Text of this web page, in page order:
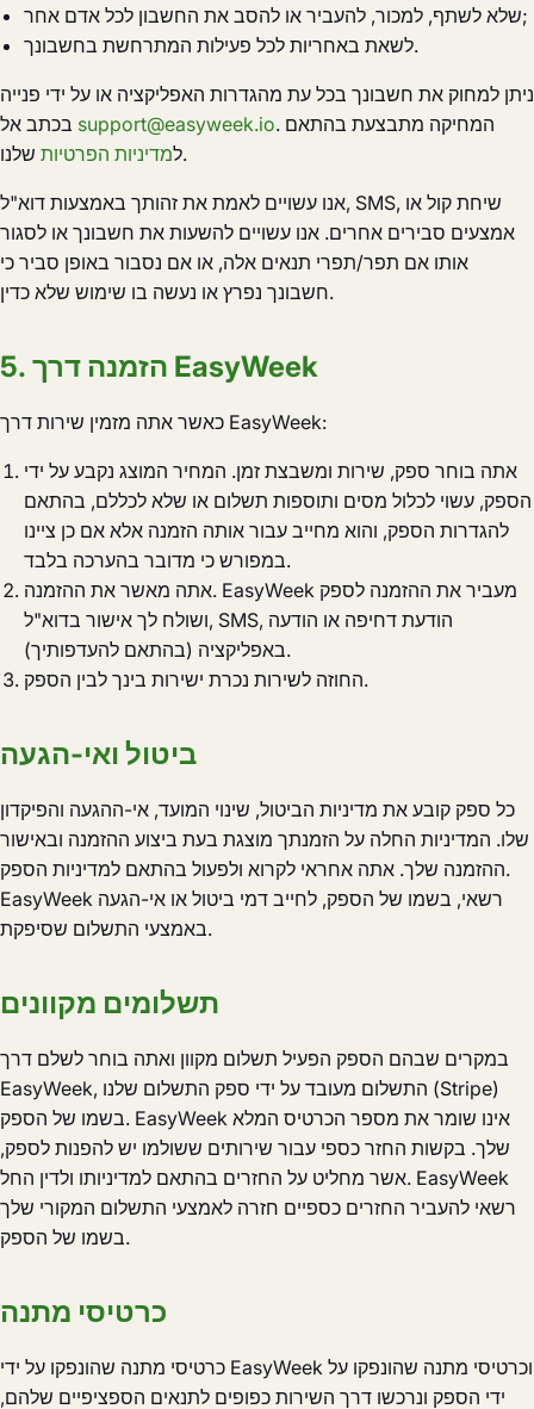
שלא לשתף, למכור, להעביר או להסב את החשבון לכל אדם אחר;
לשאת באחריות לכל פעילות המתרחשת בחשבונך.
ניתן למחוק את חשבונך בכל עת מהגדרות האפליקציה או על ידי פנייה
support@easyweek.io. המחיקה מתבצעת בהתאם
למדיניות הפרטיות שלנו.
אנו עשויים לאמת את זהותך באמצעות דוא"ל, SMS, שיחת קול או
אמצעים סבירים אחרים. אנו עשויים להשעות את חשבונך או לסגור
אותו אם תפר/תפרי תנאים אלה, או אם נסבור באופן סביר כי
חשבונך נפרץ או נעשה בו שימוש שלא כדין.
5. הזמנה דרך EasyWeek
כאשר אתה מזמין שירות דרך EasyWeek:
אתה בוחר ספק, שירות ומשבצת זמן. המחיר המוצג נקבע על ידי
הספק, עשוי לכלול מסים ותוספות תשלום או שלא לכללם, בהתאם
להגדרות הספק, והוא מחייב עבור אותה הזמנה אלא אם כן ציינו
במפורש כי מדובר בהערכה בלבד.
אתה מאשר את ההזמנה. EasyWeek מעביר את ההזמנה לספק
ושולח לך אישור בדוא"ל, SMS, הודעת דחיפה או הודעה
באפליקציה (בהתאם להעדפותיך).
החוזה לשירות נכרת ישירות בינך לבין הספק.
ביטול ואי-הגעה
כל ספק קובע את מדיניות הביטול, שינוי המועד, אי-ההגעה והפיקדון
שלו. המדיניות החלה על הזמנתך מוצגת בעת ביצוע ההזמנה ובאישור
ההזמנה שלך. אתה אחראי לקרוא ולפעול בהתאם למדיניות הספק.
EasyWeek רשאי, בשמו של הספק, לחייב דמי ביטול או אי-הגעה
באמצעי התשלום שסיפקת.
תשלומים מקוונים
במקרים שבהם הספק הפעיל תשלום מקוון ואתה בוחר לשלם דרך
EasyWeek, התשלום מעובד על ידי ספק התשלום שלנו (Stripe)
בשמו של הספק. EasyWeek אינו שומר את מספר הכרטיס המלא
שלך. בקשות החזר כספי עבור שירותים ששולמו יש להפנות לספק,
אשר מחליט על החזרים בהתאם למדיניותו ולדין החל. EasyWeek
רשאי להעביר החזרים כספיים חזרה לאמצעי התשלום המקורי שלך
בשמו של הספק.
כרטיסי מתנה
כרטיסי מתנה שהונפקו על ידי EasyWeek וכרטיסי מתנה שהונפקו על
ידי הספק ונרכשו דרך השירות כפופים לתנאים הספציפיים שלהם,